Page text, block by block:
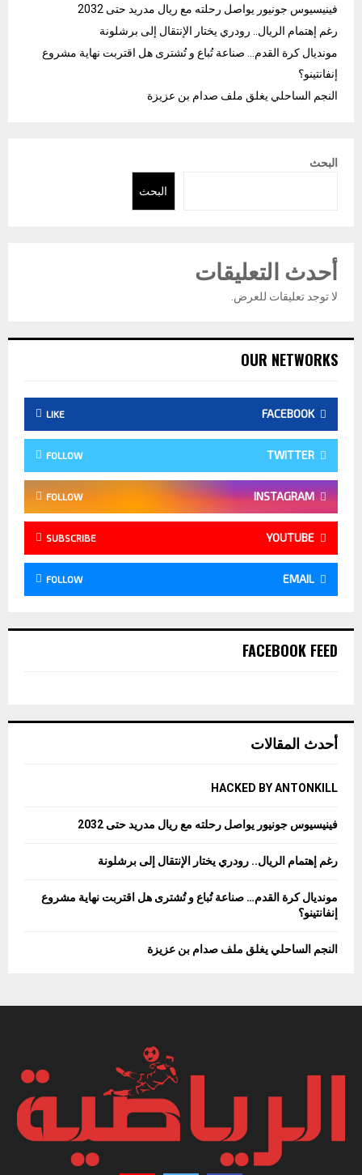
فينيسيوس جونيور يواصل رحلته مع ريال مدريد حتى 2032
رغم إهتمام الريال.. رودري يختار الإنتقال إلى برشلونة
مونديال كرة القدم… صناعة تُباع و تُشترى هل اقتربت نهاية مشروع
إنفانتينو؟
النجم الساحلي يغلق ملف صدام بن عزيزة
البحث
البحث
أحدث التعليقات
لا توجد تعليقات للعرض.
OUR NETWORKS
FACEBOOK
LIKE
TWITTER
FOLLOW
INSTAGRAM
FOLLOW
YOUTUBE
SUBSCRIBE
EMAIL
FOLLOW
FACEBOOK FEED
أحدث المقالات
HACKED BY ANTONKILL
فينيسيوس جونيور يواصل رحلته مع ريال مدريد حتى 2032
رغم إهتمام الريال.. رودري يختار الإنتقال إلى برشلونة
مونديال كرة القدم… صناعة تُباع و تُشترى هل اقتربت نهاية مشروع
إنفانتينو؟
النجم الساحلي يغلق ملف صدام بن عزيزة